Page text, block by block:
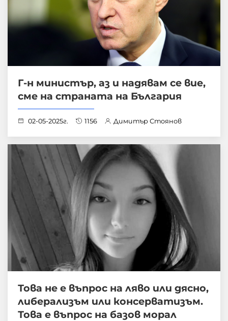
Г-н министър, аз и надявам се вие,
сме на страната на България
02-05-2025г. 1156 Димитър Стоянов
Това не е въпрос на ляво или дясно,
либерализъм или консерватизъм.
Това е въпрос на базов морал